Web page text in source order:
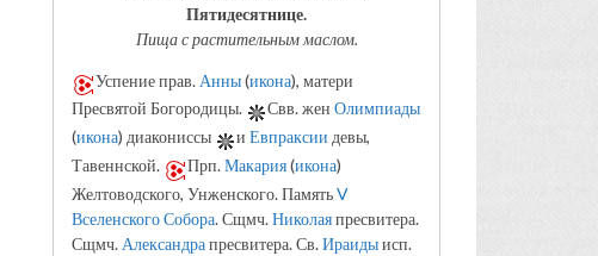
Пятидесятнице.
Пища с растительным маслом.
Успение прав. Анны(икона), матери
Пресвятой Богородицы.
Свв. жен Олимпиады
(икона) диакониссы и Евпраксии девы,
Тавеннской.
Прп.Макария(икона)
Желтоводского, Унженского. ПамятьV
Вселенского Собора. Сщмч.Николаяпресвитера.
Сщмч. Александрапресвитера. Св.Ираидыисп.